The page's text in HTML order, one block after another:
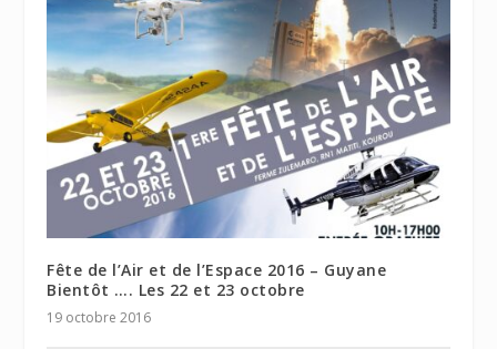
Fête de l’Air et de l’Espace 2016 – Guyane
Bientôt …. Les 22 et 23 octobre
19 octobre 2016